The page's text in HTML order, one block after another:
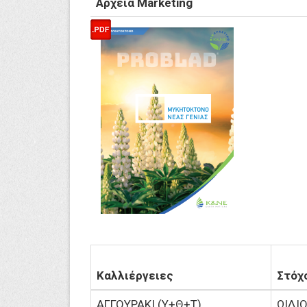
Αρχεία Marketing
Καλλιέργειες